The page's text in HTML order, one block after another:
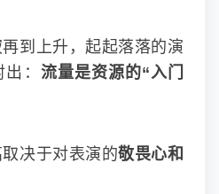
到上升，起起落落的演
： 流量是资源的“入门
决于对表演的敬畏心和